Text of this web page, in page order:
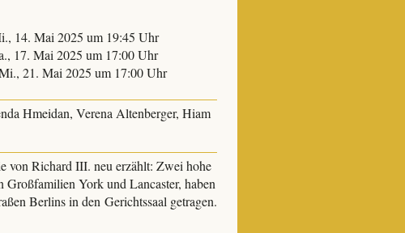
14. Mai 2025 um 19:45 Uhr
17. Mai 2025 um 17:00 Uhr
21. Mai 2025 um 17:00 Uhr
Hmeidan, Verena Altenberger, Hiam
von Richard III. neu erzählt: Zwei hohe
Großfamilien York und Lancaster, haben
Berlins in den Gerichtssaal getragen.